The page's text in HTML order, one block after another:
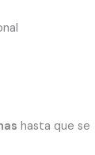
hasta que se